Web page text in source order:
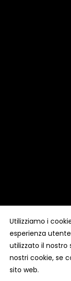
Copyright ©
diritti riservati
Utilizziamo i
esperienza
utilizzato il nostro
nostri cookie, se
sito web.